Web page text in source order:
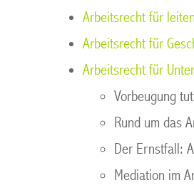
Arbeitsrecht für
Arbeitsrecht für
Arbeitsrecht für
Vorbeugung
Rund um das
Der Ernstfall:
Mediation im